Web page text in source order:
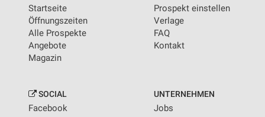
Startseite
Öffnungszeiten
Alle Prospekte
Angebote
Magazin
Prospekt einstellen
Verlage
FAQ
Kontakt
SOCIAL
Facebook
UNTERNEHMEN
Jobs